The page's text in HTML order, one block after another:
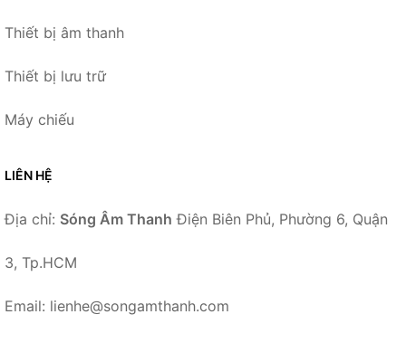
Thiết bị âm thanh
Thiết bị lưu trữ
Máy chiếu
LIÊN HỆ
Địa chỉ: Sóng Âm Thanh Điện Biên Phủ, Phường 6, Quận
3, Tp.HCM
Email: lienhe@songamthanh.com